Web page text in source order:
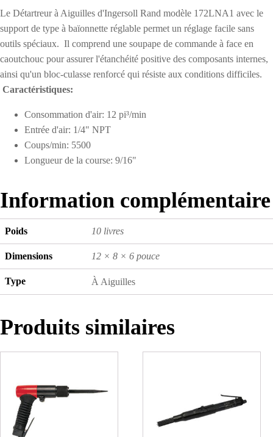
Le Détartreur à Aiguilles d'Ingersoll Rand modèle 172LNA1 avec le
support de type à baïonnette réglable permet un réglage facile sans
outils spéciaux. Il comprend une soupape de commande à face en
caoutchouc pour assurer l'étanchéité positive des composants internes,
ainsi qu'un bloc-culasse renforcé qui résiste aux conditions difficiles.
Caractéristiques:
Consommation d'air: 12 pi³/min
Entrée d'air: 1/4" NPT
Coups/min: 5500
Longueur de la course: 9/16"
Information complémentaire
Poids 10 livres
Dimensions 12 × 8 × 6 pouce
Type À Aiguilles
Produits similaires